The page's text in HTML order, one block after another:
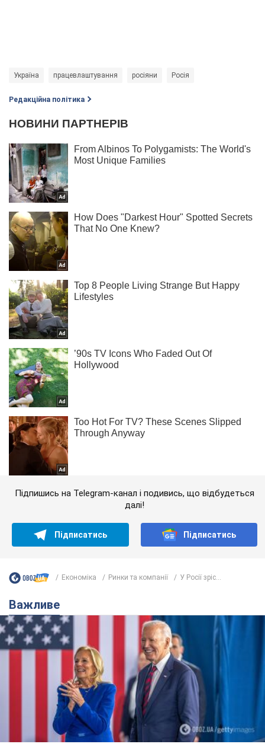
Україна працевлаштування росіяни Росія
Редакційна політика
Підпишись на Telegram-канал і подивись, що відбудеться
далі!
Підписатись Підписатись
Економіка Ринки та компанії У Росії зріс...
Важливе